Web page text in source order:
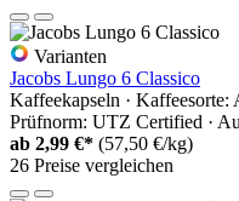
Varianten
Jacobs Lungo 6 Classico
Kaffeekapseln · Kaffeesorte:
Prüfnorm: UTZ Certified ·
ab 2,99 €* (57,50 €/kg)
26 Preise vergleichen